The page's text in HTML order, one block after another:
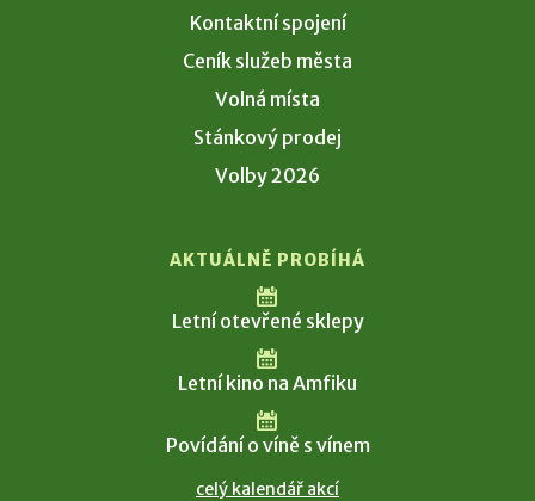
Kontaktní spojení
Ceník služeb města
Volná místa
Stánkový prodej
Volby 2026
AKTUÁLNĚ PROBÍHÁ
Letní otevřené sklepy
Letní kino na Amfiku
Povídání o víně s vínem
celý kalendář akcí